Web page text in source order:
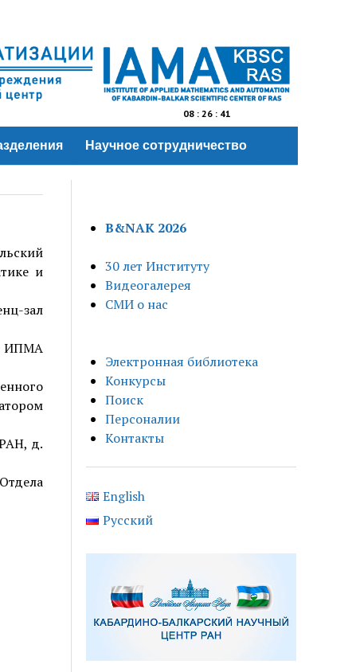
08 : 26 : 41
Научное сотрудничество
и
зал
ИПМА
д.
B&NAK 2026
30 лет Институту
Видеогалерея
СМИ о нас
Электронная библиотека
Конкурсы
Поиск
Персоналии
Контакты
English
Русский